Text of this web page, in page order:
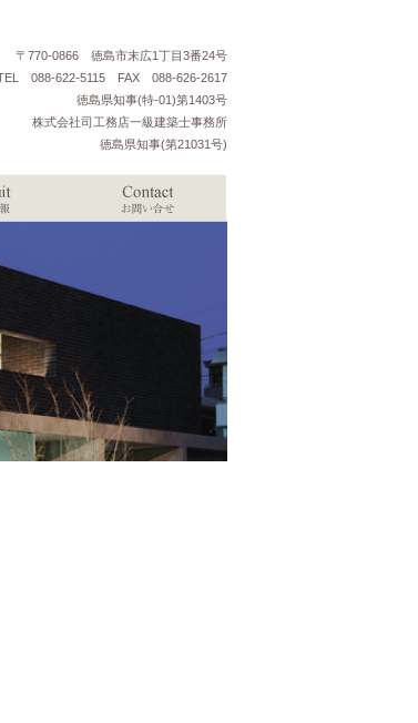
〒770-0866 徳島市末広1丁目3番24号
088-622-5115 FAX 088-626-2617
徳島県知事(特-01)第1403号
株式会社司工務店一級建築士事務所
徳島県知事(第21031号)